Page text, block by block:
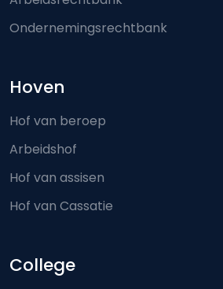
Ondernemingsrechtbank
Hoven
Hof van beroep
Arbeidshof
Hof van assisen
Hof van Cassatie
College